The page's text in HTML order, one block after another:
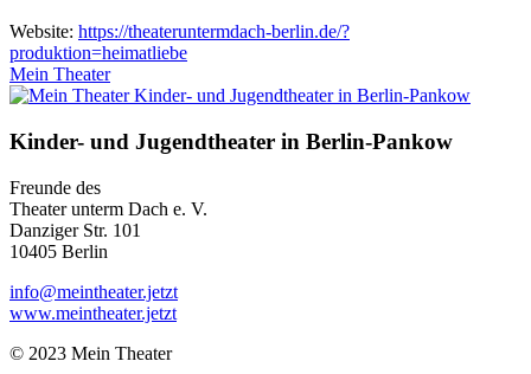
Website: https://theateruntermdach-berlin.de/?
produktion=heimatliebe
Mein Theater
Kinder- und Jugendtheater in Berlin‑Pankow
Freunde des
Theater unterm Dach e. V.
Danziger Str. 101
10405 Berlin
info@meintheater.jetzt
www.meintheater.jetzt
© 2023 Mein Theater